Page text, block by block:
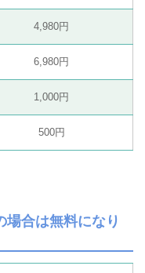
4,980円
6,980円
1,000円
500円
合は無料になり